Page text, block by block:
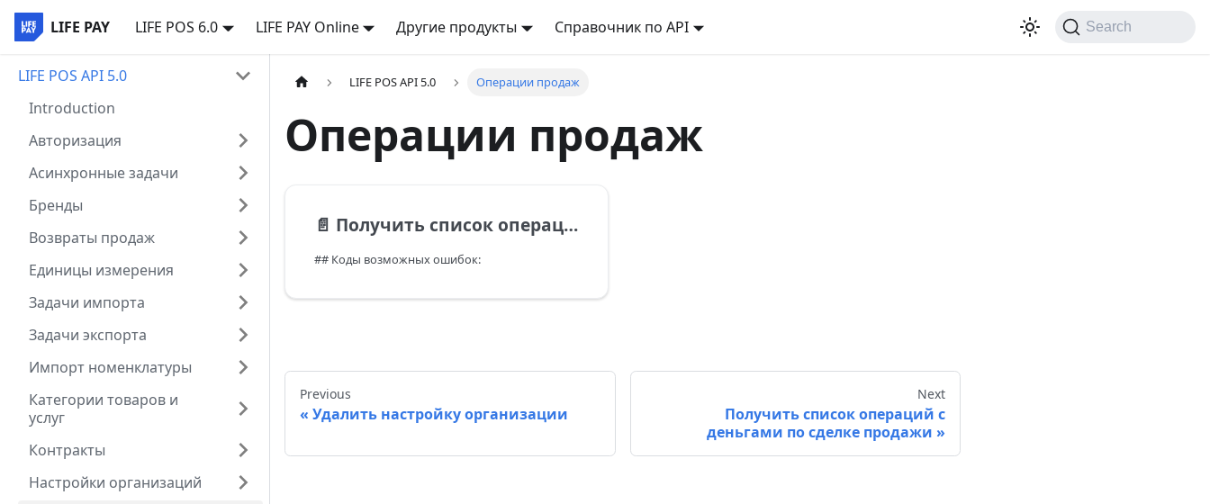
LIFE PAY LIFE POS 6.0 LIFE PAY Online Другие продукты Справочник по API Search
LIFE POS API 5.0
Introduction
Авторизация
Асинхронные задачи
Бренды
Возвраты продаж
Единицы измерения
Задачи импорта
Задачи экспорта
Импорт номенклатуры
Категории товаров и
услуг
Контракты
Настройки организаций
LIFE POS API 5.0 Операции продаж
Операции продаж
📄️ Получить список операций с деньгами по сделке продажи
## Коды возможных ошибок:
Previous
Удалить настройку организации
Next
Получить список операций с
деньгами по сделке продажи